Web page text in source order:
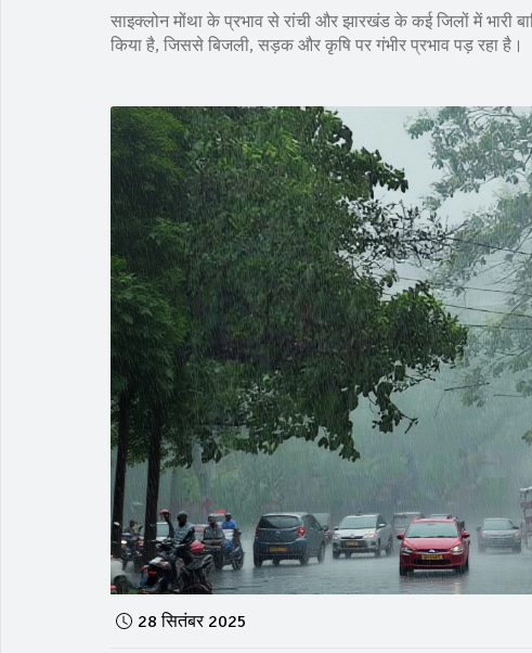
साइक्लोन मोंथा के प्रभाव से रांची और झारखंड के कई जिलों में
किया है, जिससे बिजली, सड़क और कृषि पर गंभीर प्रभाव पड़ रहा है।
28 सितंबर 2025